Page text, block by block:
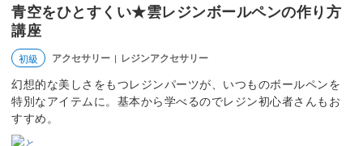
青空をひとすくい★雲レジンボールペンの作り方
講座
初級 アクセサリー | レジンアクセサリー
幻想的な美しさをもつレジンパーツが、いつものボールペンを
特別なアイテムに。基本から学べるのでレジン初心者さんもお
すすめ。